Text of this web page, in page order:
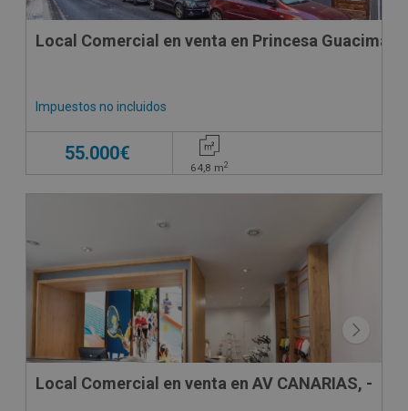
Local Comercial en venta en Princesa Guacimara
Impuestos no incluidos
55.000€
64,8 m2
Local Comercial en venta en AV CANARIAS, -